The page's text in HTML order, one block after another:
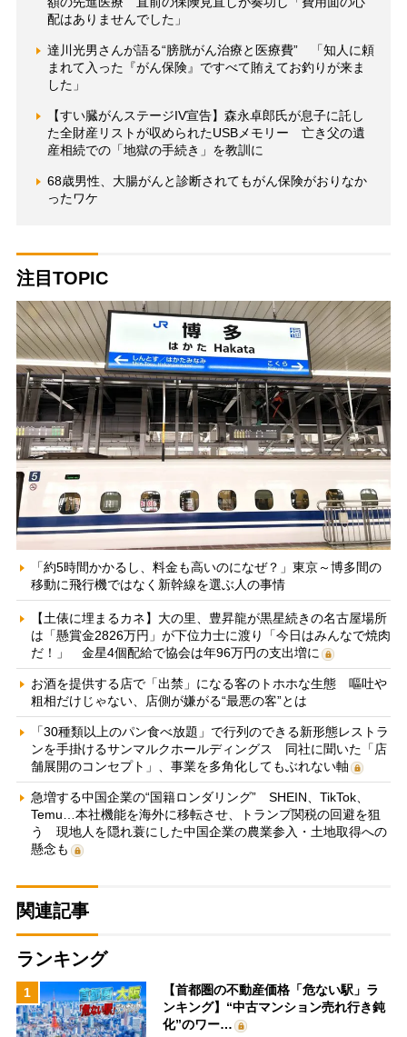
配はありませんでした」
達川光男さんが語る“膀胱がん治療と医療費” 「知人に頼
まれて入った『がん保険』ですべて賄えてお釣りが来ま
した」
【すい臓がんステージIV宣告】森永卓郎氏が息子に託し
た全財産リストが収められたUSBメモリー 亡き父の遺
産相続での「地獄の手続き」を教訓に
68歳男性、大腸がんと診断されてもがん保険がおりなか
ったワケ
注目TOPIC
「約5時間かかるし、料金も高いのになぜ？」東京～博多間の
移動に飛行機ではなく新幹線を選ぶ人の事情
【土俵に埋まるカネ】大の里、豊昇龍が黒星続きの名古屋場所
は「懸賞金2826万円」が下位力士に渡り「今日はみんなで焼肉
だ！」 金星4個配給で協会は年96万円の支出増に
お酒を提供する店で「出禁」になる客のトホホな生態 嘔吐や
粗相だけじゃない、店側が嫌がる“最悪の客”とは
「30種類以上のパン食べ放題」で行列のできる新形態レストラ
ンを手掛けるサンマルクホールディングス 同社に聞いた「店
舗展開のコンセプト」、事業を多角化してもぶれない軸
急増する中国企業の“国籍ロンダリング” SHEIN、TikTok、
Temu…本社機能を海外に移転させ、トランプ関税の回避を狙
う 現地人を隠れ蓑にした中国企業の農業参入・土地取得への
懸念も
関連記事
ランキング
1
【首都圏の不動産価格「危ない駅」ラ
ンキング】“中古マンション売れ行き鈍
化”のワー…